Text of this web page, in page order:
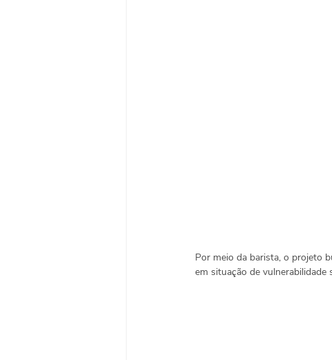
Por meio da barista, o projeto
em situação de vulnerabilidade